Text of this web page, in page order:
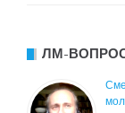
ЛМ-